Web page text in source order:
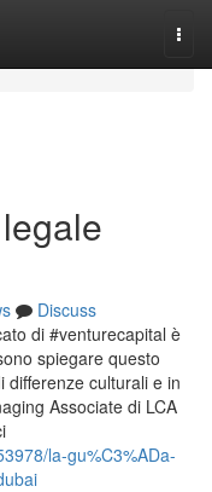
Discuss
di #venturecapital è
spiegare questo
culturali e in
Associate di LCA
la-gu%C3%ADa-